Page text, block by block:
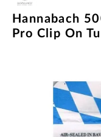
Hannabach
Pro Clip On